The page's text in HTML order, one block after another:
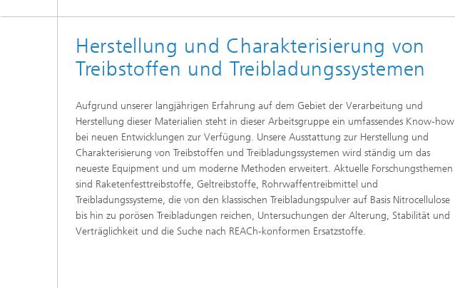
Herstellung und Charakterisierung von
Treibstoffen und Treibladungssystemen
Aufgrund unserer langjährigen Erfahrung auf dem Gebiet der Verarbeitung und
Herstellung dieser Materialien steht in dieser Arbeitsgruppe ein umfassendes Know-how
bei neuen Entwicklungen zur Verfügung. Unsere Ausstattung zur Herstellung und
Charakterisierung von Treibstoffen und Treibladungssystemen wird ständig um das
neueste Equipment und um moderne Methoden erweitert. Aktuelle Forschungsthemen
sind Raketenfesttreibstoffe, Geltreibstoffe, Rohrwaffentreibmittel und
Treibladungssysteme, die von den klassischen Treibladungspulver auf Basis Nitrocellulose
bis hin zu porösen Treibladungen reichen, Untersuchungen der Alterung, Stabilität und
Verträglichkeit und die Suche nach REACh-konformen Ersatzstoffe.